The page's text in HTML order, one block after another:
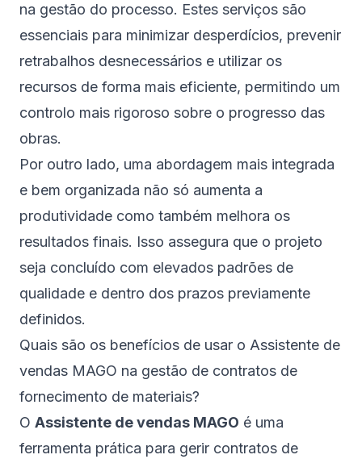
na gestão do processo. Estes serviços são
essenciais para minimizar desperdícios, prevenir
retrabalhos desnecessários e utilizar os
recursos de forma mais eficiente, permitindo um
controlo mais rigoroso sobre o progresso das
obras.
Por outro lado, uma abordagem mais integrada
e bem organizada não só aumenta a
produtividade como também melhora os
resultados finais. Isso assegura que o projeto
seja concluído com elevados padrões de
qualidade e dentro dos prazos previamente
definidos.
Quais são os benefícios de usar o Assistente de
vendas MAGO na gestão de contratos de
fornecimento de materiais?
O Assistente de vendas MAGO é uma
ferramenta prática para gerir contratos de